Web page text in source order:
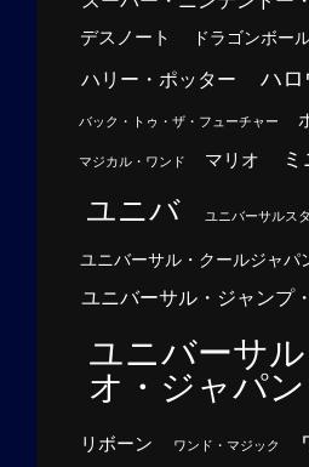
デスノート ドラゴンボー
ハリー・ポッター ハ
バック・トゥ・ザ・フューチャー
マジカル・ワンド マリオ
ユニバ ユニバーサルス
ユニバーサル・クールジャパ
ユニバーサル・ジャンプ
ユニバーサ
オ・ジャパン
リボーン ワンド・マジック